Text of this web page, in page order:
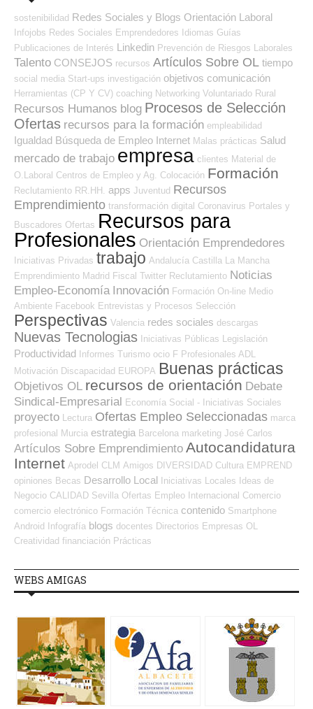
sostenibilidad Redes Sociales y Blogs Orientación Laboral
Infojobs Redes Sociales Emprendedores Idiomas Guías
Publicaciones de Interés Linkedin Prevención de Riesgos Laborales
Talento CONSEJOS recursos Artículos Sobre OL tiempo
social media Start-ups investigación objetivos comunicación
Herramientas (CP Y CV) coaching Networking Voluntariado Rural
Recursos Humanos blog Procesos de Selección
Ofertas recursos para la formación empleabilidad
Igualdad Búsqueda de Empleo Internet Malas prácticas Salud
mercado de trabajo empresa clientes Material de
O.Laboral Centros de Empleo y Ag. Colocación Formación
Reclutamiento RR.HH. apps Juventud Recursos
Emprendimiento transformación digital Coronavirus Portales y
Buscadores Ofertas Recursos para
Profesionales Orientación Emprendedores
Iniciativas Privadas trabajo Andalucía Castilla La Mancha
Emprendimiento Madrid Fiscal Twitter Reclutamiento Noticias
Empleo-Economía Innovación Formación On-line Medio
Ambiente Facebook Entrevistas y Procesos Selección
Perspectivas Valencia redes sociales descargas
Nuevas Tecnologias Iniciativas Públicas Legislación
Productividad Informes Turismo ocio F Profesionales ADL
Motivación Discapacidad EUROPA Buenas prácticas
Objetivos OL recursos de orientación Debate
Sindical-Empresarial Economía Social - Iniciativas Sociales
proyecto Lectura Ofertas Empleo Seleccionadas marca
profesional Murcia estrategia Barcelona marketing José Carlos
Artículos Sobre Emprendimiento Autocandidatura
Internet Aprodel CLM Amigos DIVERSIDAD Cultura EMPREND
opiniones Becas Desarrollo Local Iniciativas Locales Ideas de
Negocio CALIDAD Sevilla Ofertas Empleo Internacional Comercio
comercio electrónico Formación Técnica contenido Smartphone
Android Infografía blogs docentes Directorios Empresas OL
Creatividad financiación Prácticas
WEBS AMIGAS